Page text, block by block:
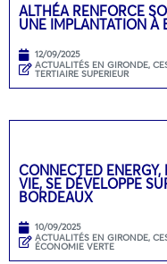
ALTHÉA RENFORCE
UNE IMPLANTATION À
12/09/2025
ACTUALITÉS EN GIRONDE,
TERTIAIRE SUPERIEUR
CONNECTED
VIE, SE DÉVELOPPE
BORDEAUX
10/09/2025
ACTUALITÉS EN GIRONDE,
ÉCONOMIE VERTE